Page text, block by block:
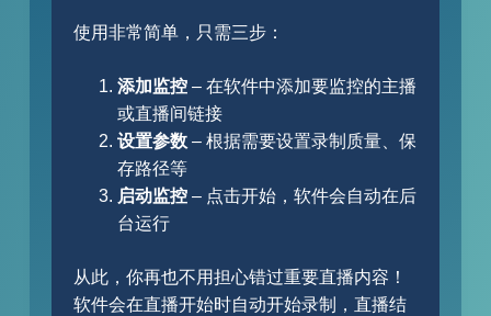
使用非常简单，只需三步：
添加监控– 在软件中添加要监控的主播
或直播间链接
设置参数– 根据需要设置录制质量、保
存路径等
启动监控– 点击开始，软件会自动在后
台运行
从此，你再也不用担心错过重要直播内容！
软件会在直播开始时自动开始录制，直播结